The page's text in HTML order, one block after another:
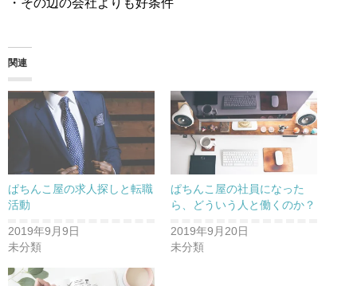
・その辺の会社よりも好条件
関連
ぱちんこ屋の求人探しと転職
活動
2019年9月9日
未分類
ぱちんこ屋の社員になった
ら、どういう人と働くのか？
2019年9月20日
未分類